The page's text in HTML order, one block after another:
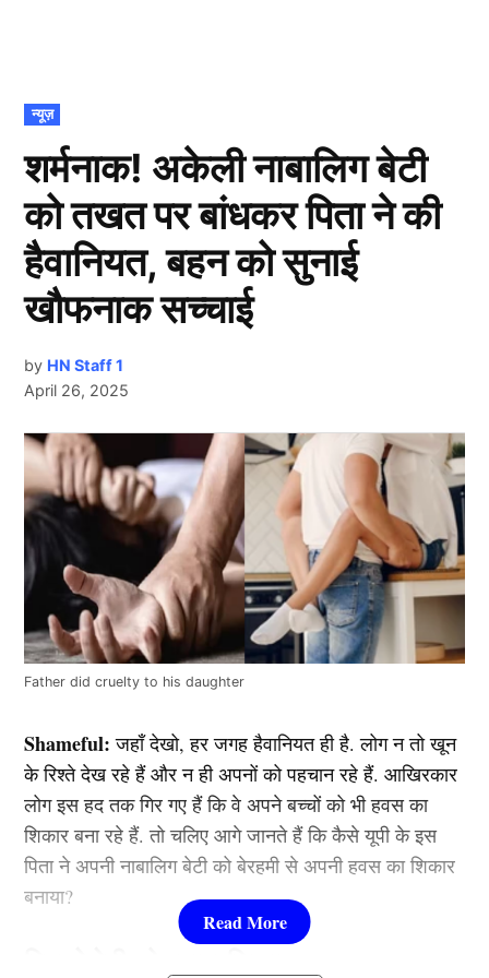
POSTED
IN
न्यूज़
शर्मनाक! अकेली नाबालिग बेटी
को तखत पर बांधकर पिता ने की
हैवानियत, बहन को सुनाई
खौफनाक सच्चाई
by HN Staff 1
April 26, 2025
Father did cruelty to his daughter
Shameful: जहाँ देखो, हर जगह हैवानियत ही है. लोग न तो खून
के रिश्ते देख रहे हैं और न ही अपनों को पहचान रहे हैं. आखिरकार
लोग इस हद तक गिर गए हैं कि वे अपने बच्चों को भी हवस का
शिकार बना रहे हैं. तो चलिए आगे जानते हैं कि कैसे यूपी के इस
पिता ने अपनी नाबालिग बेटी को बेरहमी से अपनी हवस का शिकार
बनाया?